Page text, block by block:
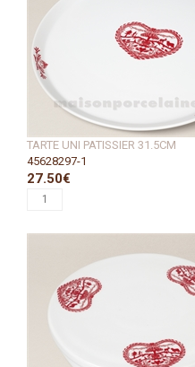
TARTE UNI PATISSIER 31.5CM
45628297-1
27.50€